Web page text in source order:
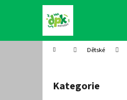
Domů Dětské
Přeskočit
kategorie
Kategorie
í
Zpět
do
Zpět
do